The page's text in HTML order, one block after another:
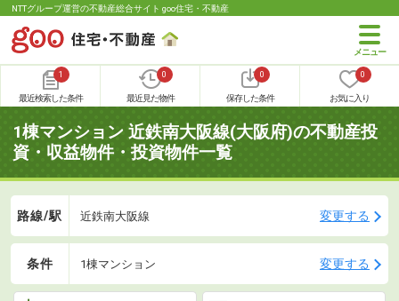
NTTグループ運営の不動産総合サイト goo住宅・不動産
1
最近検索した条件
0
最近見た物件
0
保存した条件
0
お気に入り
1棟マンション 近鉄南大阪線(大阪府)の不動産投
資・収益物件・投資物件一覧
路線/駅 近鉄南大阪線 変更する
条件 1棟マンション 変更する